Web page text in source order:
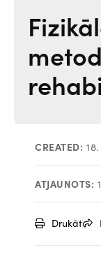
CREATED:
ATJAUNOTS:
Drukāt